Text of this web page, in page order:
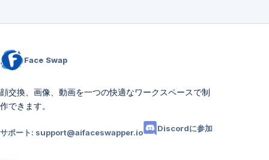
Face Swap
顔交換、画像、動画を一つの快適なワークスペースで制
作できます。
サポート: support@aifaceswapper.io Discordに参加